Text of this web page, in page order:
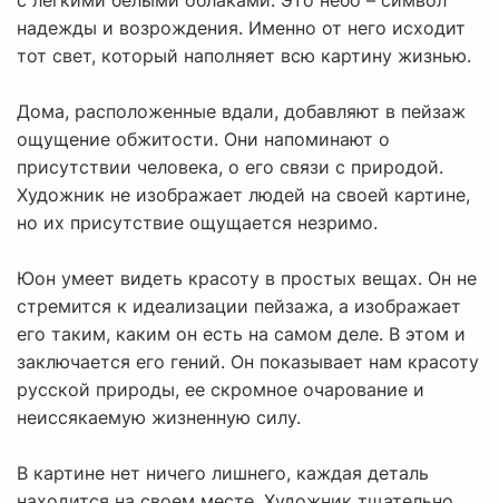
надежды и возрождения. Именно от него исходит
тот свет, который наполняет всю картину жизнью.
Дома, расположенные вдали, добавляют в пейзаж
ощущение обжитости. Они напоминают о
присутствии человека, о его связи с природой.
Художник не изображает людей на своей картине,
но их присутствие ощущается незримо.
Юон умеет видеть красоту в простых вещах. Он не
стремится к идеализации пейзажа, а изображает
его таким, каким он есть на самом деле. В этом и
заключается его гений. Он показывает нам красоту
русской природы, ее скромное очарование и
неиссякаемую жизненную силу.
В картине нет ничего лишнего, каждая деталь